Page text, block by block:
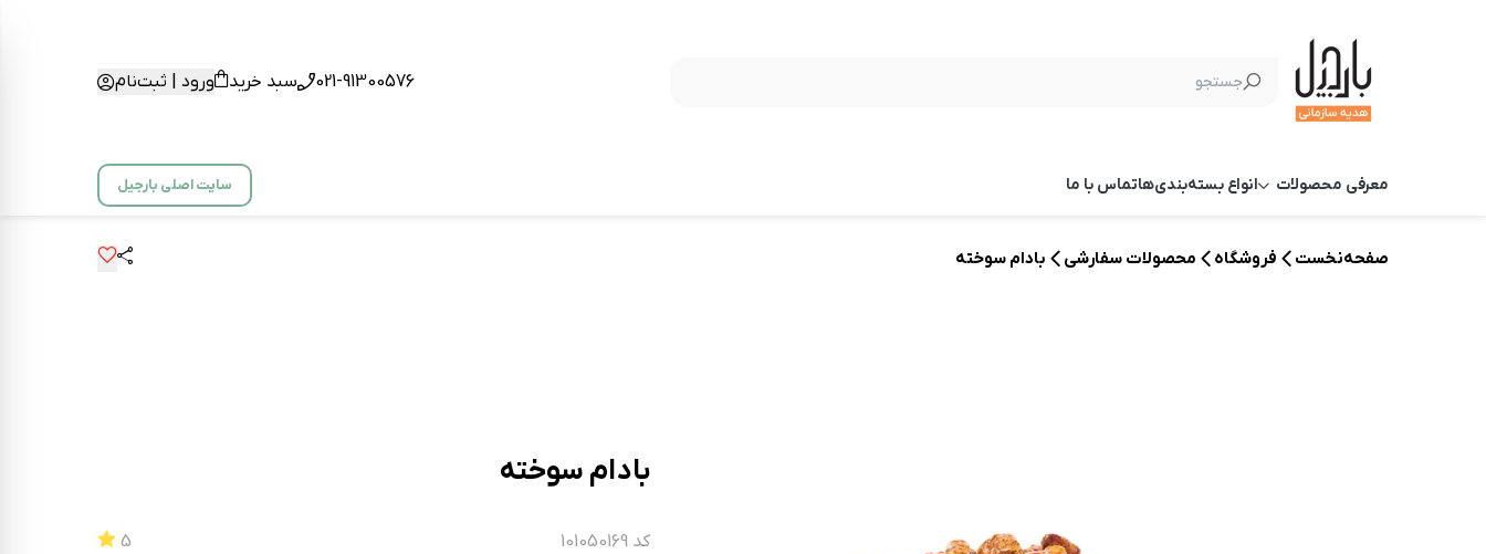
021-91300576 سبد خرید ورود | ثبت‌نام
معرفی محصولات انواع بسته‌بندی‌هاتماس با ما سایت اصلی بارجیل
صفحه‌نخست فروشگاه محصولات سفارشی بادام سوخته
بادام سوخته
کد 101050169
5